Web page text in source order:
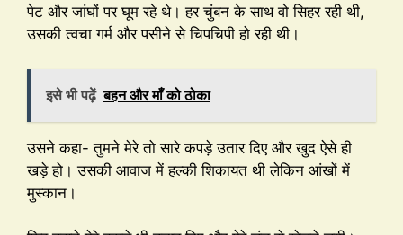
पेट और जांघों पर घूम रहे थे। हर चुंबन के साथ वो सिहर रही थी,
उसकी त्वचा गर्म और पसीने से चिपचिपी हो रही थी।
इसे भी पढ़ें बहन और माँ को ठोका
उसने कहा- तुमने मेरे तो सारे कपड़े उतार दिए और खुद ऐसे ही
खड़े हो। उसकी आवाज में हल्की शिकायत थी लेकिन आंखों में
मुस्कान।